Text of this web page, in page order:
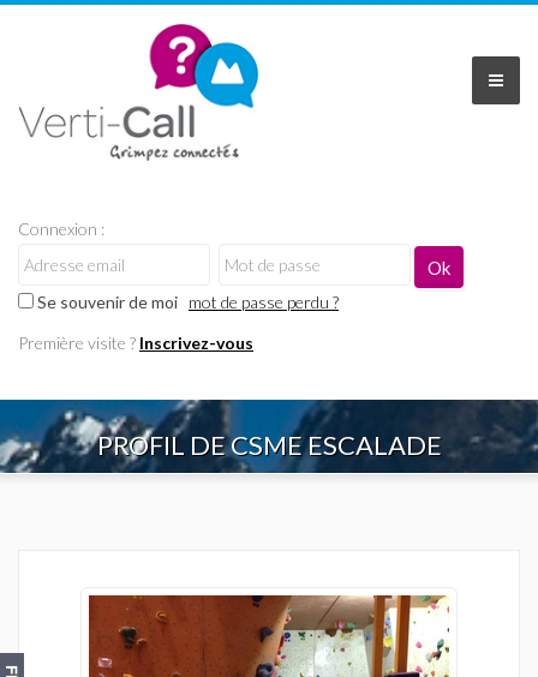
Connexion :
Se souvenir de moi mot de passe perdu ?
Première visite ? Inscrivez-vous
PROFIL DE CSME ESCALADE